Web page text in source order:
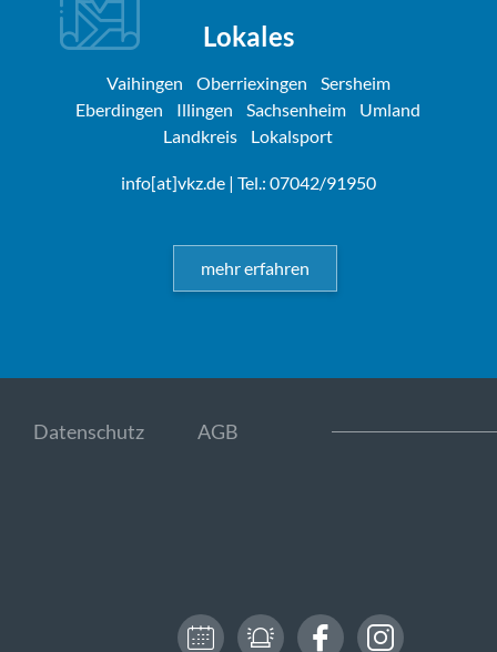
Lokales
Vaihingen Oberriexingen
Sersheim
Eberdingen
Illingen Sachsenheim
Umland
Landkreis
Lokalsport
info[at]vkz.de| Tel.: 07042/91950
mehr erfahren
Datenschutz AGB